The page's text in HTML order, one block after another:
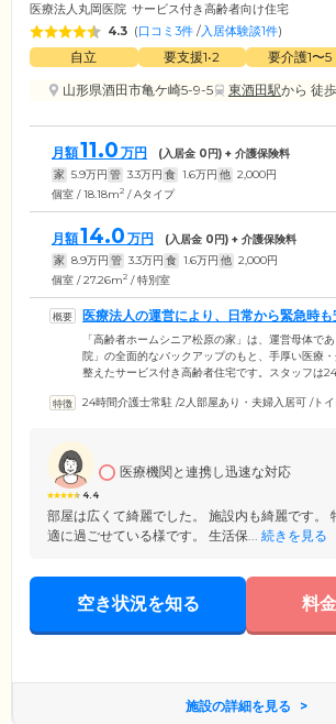
医療法人丸岡医院 サービス付き高齢者向け住宅
4.3 (口コミ3件 /入居体験談1件)
自立 要支援1•2 要介護1〜5
山形県酒田市亀ケ崎5-9-5
東酒田駅から 徒
月額11.0 万円 (入居金 0円) + 介護保険料
家 5.9万円 管 3.3万円 食 1.6万円 他 2,000円
個室 / 18.18m2 / Aタイプ
月額14.0 万円 (入居金 0円) + 介護保険料
家 8.9万円 管 3.3万円 食 1.6万円 他 2,000円
個室 / 27.26m2 / 特別室
医療法人の運営により、日常から緊急時も
しています
「高齢者ホームシニア松原の家」は、運営母体で
院」の全面的なバックアップのもと、手厚い医療
整えたサービス付き高齢者住宅です。スタッフは
でご不安なことや些細なお悩みなどにも、親身にお
居にも対応していますので、お気軽にお問い合わせ
24時間介護士常駐 /2人部屋あり・夫婦入居可 /ト
4.4
医療機関と連携し迅速な対応
部屋は広くて綺麗でした。 施設内も綺麗です。
適に過ごせている様です。 生活保... 続きを見る
空き状況を知る 料
施設の詳細を見る